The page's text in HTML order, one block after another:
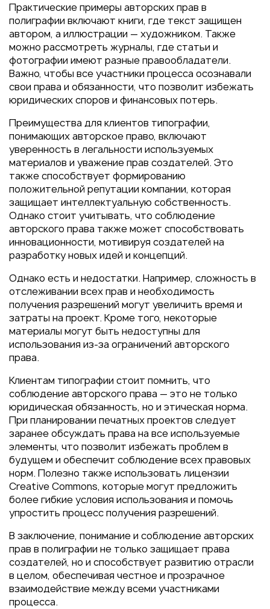
Практические примеры авторских прав в
полиграфии включают книги, где текст защищен
автором, а иллюстрации — художником. Также
можно рассмотреть журналы, где статьи и
фотографии имеют разные правообладатели.
Важно, чтобы все участники процесса осознавали
свои права и обязанности, что позволит избежать
юридических споров и финансовых потерь.
Преимущества для клиентов типографии,
понимающих авторское право, включают
уверенность в легальности используемых
материалов и уважение прав создателей. Это
также способствует формированию
положительной репутации компании, которая
защищает интеллектуальную собственность.
Однако стоит учитывать, что соблюдение
авторского права также может способствовать
инновационности, мотивируя создателей на
разработку новых идей и концепций.
Однако есть и недостатки. Например, сложность в
отслеживании всех прав и необходимость
получения разрешений могут увеличить время и
затраты на проект. Кроме того, некоторые
материалы могут быть недоступны для
использования из-за ограничений авторского
права.
Клиентам типографии стоит помнить, что
соблюдение авторского права — это не только
юридическая обязанность, но и этическая норма.
При планировании печатных проектов следует
заранее обсуждать права на все используемые
элементы, что позволит избежать проблем в
будущем и обеспечит соблюдение всех правовых
норм. Полезно также использовать лицензии
Creative Commons, которые могут предложить
более гибкие условия использования и помочь
упростить процесс получения разрешений.
В заключение, понимание и соблюдение авторских
прав в полиграфии не только защищает права
создателей, но и способствует развитию отрасли
в целом, обеспечивая честное и прозрачное
взаимодействие между всеми участниками
процесса.